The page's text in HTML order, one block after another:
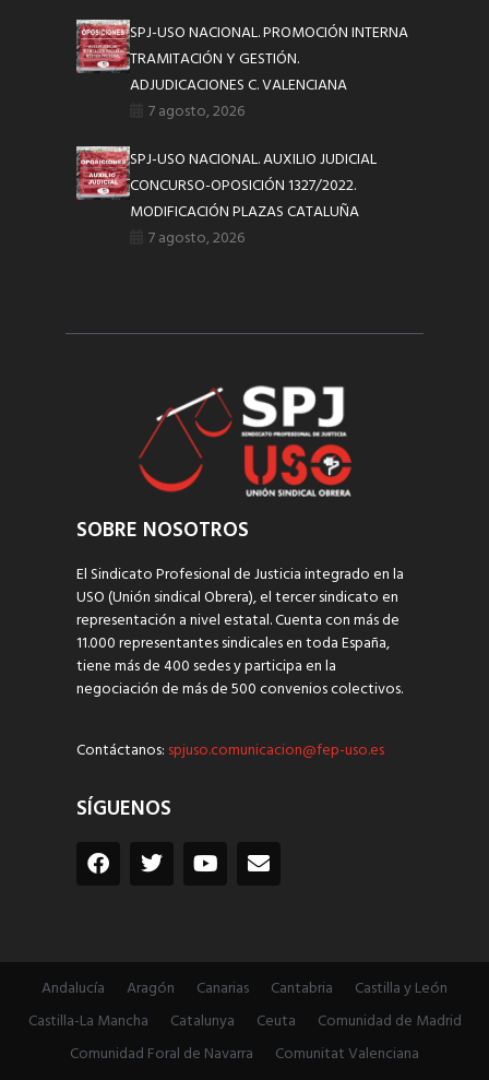
SPJ-USO NACIONAL. PROMOCIÓN INTERNA
TRAMITACIÓN Y GESTIÓN.
ADJUDICACIONES C. VALENCIANA
7 agosto, 2026
SPJ-USO NACIONAL. AUXILIO JUDICIAL
CONCURSO-OPOSICIÓN 1327/2022.
MODIFICACIÓN PLAZAS CATALUÑA
7 agosto, 2026
SOBRE NOSOTROS
El Sindicato Profesional de Justicia integrado en la
USO (Unión sindical Obrera), el tercer sindicato en
representación a nivel estatal. Cuenta con más de
11.000 representantes sindicales en toda España,
tiene más de 400 sedes y participa en la
negociación de más de 500 convenios colectivos.
Contáctanos: spjuso.comunicacion@fep-uso.es
SÍGUENOS
Andalucía Aragón Canarias Cantabria
Castilla y León
Castilla-La Mancha
Catalunya Ceuta
Comunidad de Madrid
Comunidad Foral de Navarra
Comunitat Valenciana